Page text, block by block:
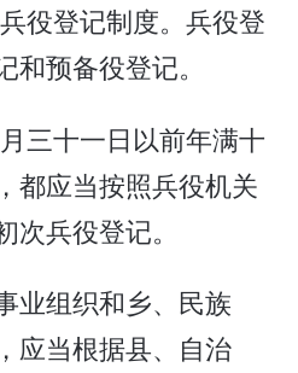
役登记制度。兵役登
预备役登记。
三十一日以前年满十
都应当按照兵役机关
兵役登记。
业组织和乡、民族
应当根据县、自治